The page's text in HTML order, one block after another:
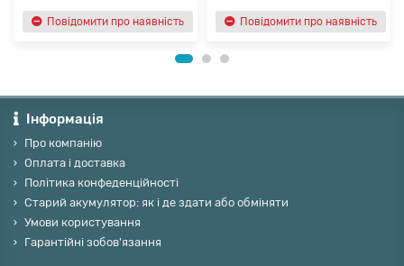
Повідомити про наявність Повідомити про наявність
Інформація
Про компанію
Оплата і доставка
Політика конфеденційності
Старий акумулятор: як і де здати або обміняти
Умови користування
Гарантійні зобов'язання